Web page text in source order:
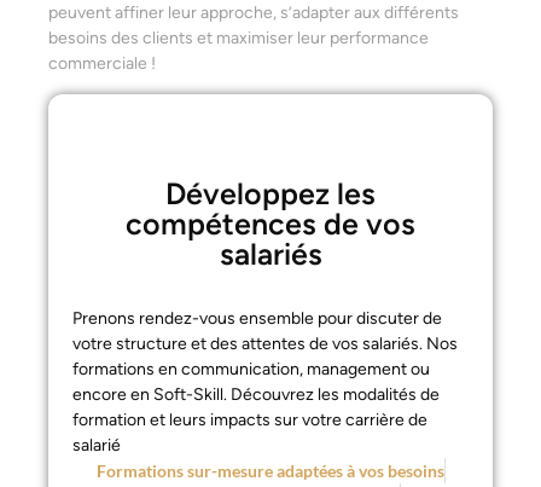
peuvent affiner leur approche, s’adapter aux différents
besoins des clients et maximiser leur performance
commerciale !
Développez les
compétences de vos
salariés
Prenons rendez-vous ensemble pour discuter de
votre structure et des attentes de vos salariés. Nos
formations en communication, management ou
encore en Soft-Skill. Découvrez les modalités de
formation et leurs impacts sur votre carrière de
salarié
Formations sur-mesure adaptées à vos besoins